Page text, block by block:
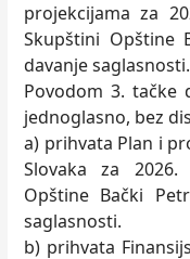
projekcijama za
Skupštini Opštine
davanje saglasnosti.
Povodom 3. tačke
jednoglasno, bez
a) prihvata Plan i
Slovaka za
Opštine Bački
saglasnosti.
b) prihvata